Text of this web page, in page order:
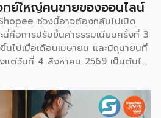
ทย์ใหญ่คนขายของออนไลน์
ช่วงนี้อาจต้องกลับไปเปิด
นี่คือการปรับขึ้นค่าธรรมเนียมครั้งที่ 3
ไปเมื่อเดือนเมษายน และมิถุนายนที่
แต่วันที่ 4 สิงหาคม 2569 เป็นต้นไป
หญ่ จะมีเรตสูงสุด 19.26% ในหมวด
Mall ทั่วไป สูงสุด 17.12% เป็นต้น
7% แล้ว และยังไม่นับค่าธรรมเนียม